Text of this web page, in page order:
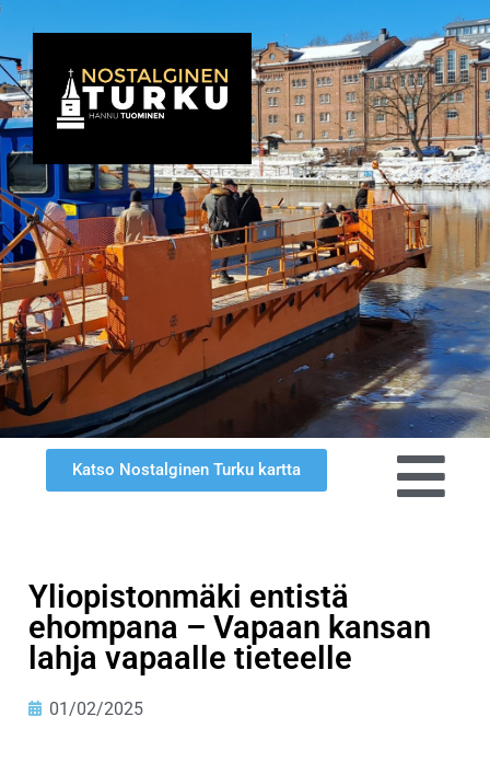
Katso Nostalginen Turku kartta
Yliopistonmäki entistä
ehompana – Vapaan kansan
lahja vapaalle tieteelle
01/02/2025